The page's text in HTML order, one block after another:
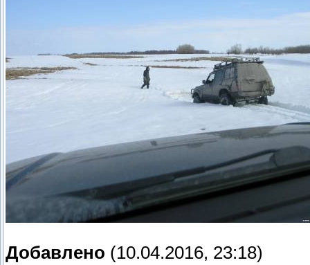
Добавлено (10.04.2016, 23:18)